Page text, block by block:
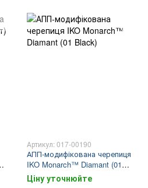
Артикул: 017-00190
АПП-модифікована черепиця
IKO Monarch™ Diamant (01
Black)
Ціну уточнюйте